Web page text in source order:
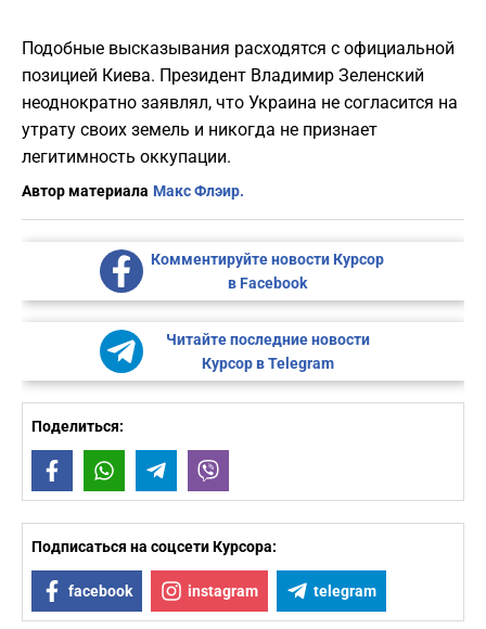
Подобные высказывания расходятся с официальной
позицией Киева. Президент Владимир Зеленский
неоднократно заявлял, что Украина не согласится на
утрату своих земель и никогда не признает
легитимность оккупации.
Автор материала Макс Флэир.
Комментируйте новости Курсор
в Facebook
Читайте последние новости
Курсор в Telegram
Поделиться:
FacebookWhatsAppTelegram
Подписаться на соцсети Курсора:
facebook instagram telegram